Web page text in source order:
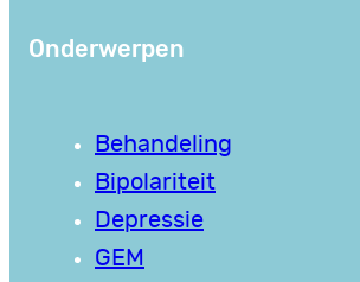
Onderwerpen
Behandeling
Bipolariteit
Depressie
GEM